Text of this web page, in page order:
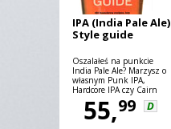
IPA (India Pale Ale)
Style guide
Oszalałeś na punkcie
India Pale Ale? Marzysz o
własnym Punk IPA,
Hardcore IPA czy Cairn
100% Brett IPA? W takim
raazie tej pozycji nie może
zabraknąć w Twojej
55,99 D